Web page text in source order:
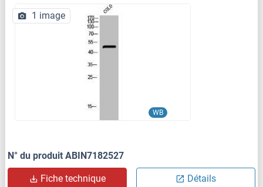
WB
1 image
N° du produit ABIN7182527
Fiche technique Détails